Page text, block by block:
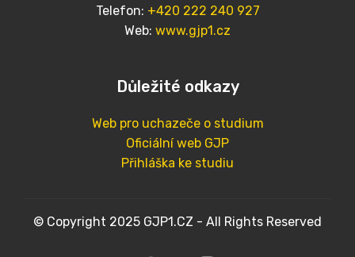
Telefon: +420 222 240 927
Web: www.gjp1.cz
Důležité odkazy
Web pro uchazeče o studium
Oficiální web GJP
Přihláška ke studiu
© Copyright 2025 GJP1.CZ - All Rights Reserved